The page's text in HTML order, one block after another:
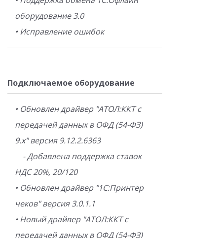
оборудование 3.0
• Исправление ошибок
Подключаемое оборудование
• Обновлен драйвер "АТОЛ:ККТ с
передачей данных в ОФД (54-ФЗ)
9.x" версия 9.12.2.6363
- Добавлена поддержка ставок
НДС 20%, 20/120
• Обновлен драйвер "1С:Принтер
чеков" версия 3.0.1.1
• Новый драйвер "АТОЛ:ККТ с
передачей данных в ОФД (54-ФЗ)